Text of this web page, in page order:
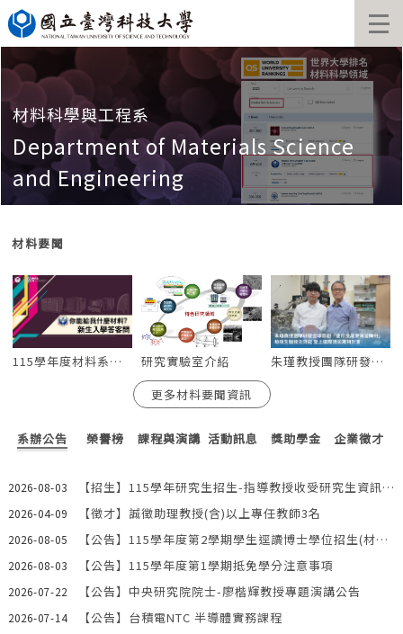
跳
到
主
要
內
容
區
材料科學與工程系
Department of Materials Science
and Engineering
材料要聞
115學年度材料系大學部招生答客問 研究實驗室介紹
朱瑾教授團隊研發全球首創「菱形金屬奈米管陣列」助攻生醫檢測效能 登上國際頂尖期刊封面
更多材料要聞資訊
系辦公告 榮譽榜 課程與演講 活動訊息 獎助學金 企業徵才
2026-08-03 【招生】115學年研究生招生-指導教授收受研究生資訊-1150803
2026-04-09 【徵才】誠徵助理教授(含)以上專任教師3名
2026-08-05 【公告】115學年度第2學期學生逕讀博士學位招生(材料系2名)
2026-08-03 【公告】115學年度第1學期抵免學分注意事項
2026-07-22 【公告】中央研究院院士-廖楷輝教授專題演講公告
2026-07-14 【公告】台積電NTC 半導體實務課程